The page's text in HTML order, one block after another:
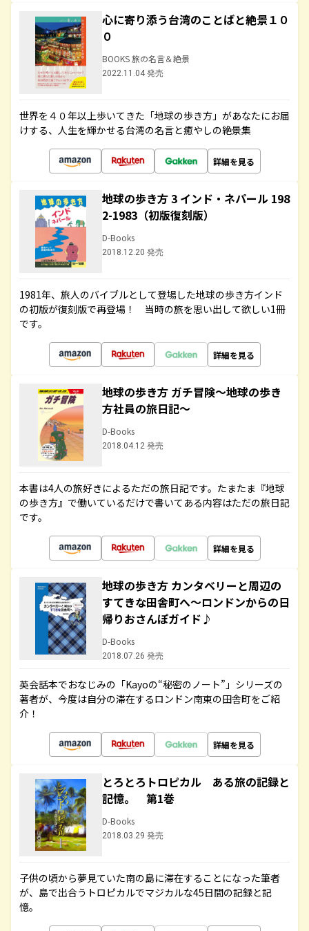
心に寄り添う台湾のことばと絶景１０
０
BOOKS 旅の名言＆絶景
2022.11.04 発売
世界を４０年以上歩いてきた「地球の歩き方」があなたにお届
けする、人生を輝かせる台湾の名言と癒やしの絶景集
詳細を見る
地球の歩き方 3 インド・ネパール 198
2-1983（初版復刻版）
D-Books
2018.12.20 発売
1981年、旅人のバイブルとして登場した地球の歩き方インド
の初版が復刻版で再登場！ 当時の旅を思い出して欲しい1冊
です。
詳細を見る
地球の歩き方 ガチ冒険～地球の歩き
方社員の旅日記～
D-Books
2018.04.12 発売
本書は4人の旅好きによるただの旅日記です。たまたま『地球
の歩き方』で働いているだけで書いてある内容はただの旅日記
です。
詳細を見る
地球の歩き方 カンタベリーと周辺の
すてきな田舎町へ～ロンドンからの日
帰りおさんぽガイド♪
D-Books
2018.07.26 発売
英会話本でおなじみの「Kayoの“秘密のノート”」シリーズの
著者が、今度は自分の滞在するロンドン南東の田舎町をご紹
介！
詳細を見る
とろとろトロピカル ある旅の記録と
記憶。 第1巻
D-Books
2018.03.29 発売
子供の頃から夢見ていた南の島に滞在することになった筆者
が、島で出合うトロピカルでマジカルな45日間の記録と記
憶。